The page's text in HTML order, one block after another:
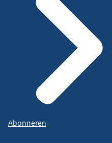
Abonneren